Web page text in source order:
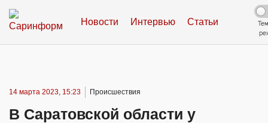
Новости Интервью Статьи
14 марта 2023, 15:23 Происшествия
В Саратовской области у